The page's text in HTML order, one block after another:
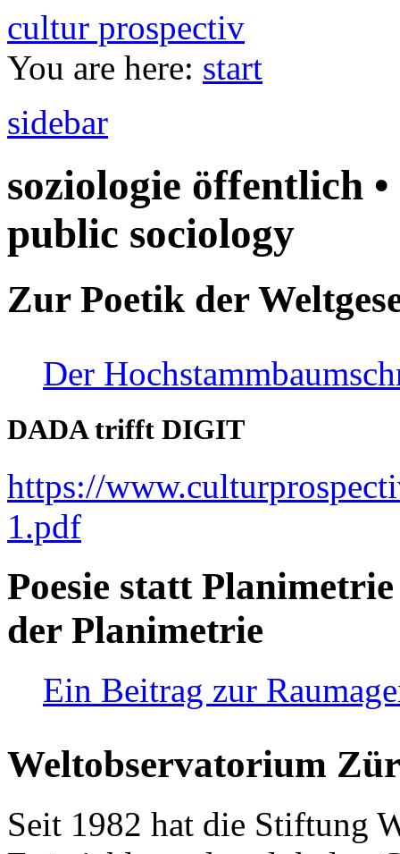
cultur prospectiv
You are here: start
sidebar
soziologie öffentlich
public sociology
Zur Poetik der
Der
DADA trifft DIGIT
https://
1.pdf
Poesie statt
der Planimetrie
Ein Beitrag zur
Weltobservatorium
Seit 1982 hat die Stiftung